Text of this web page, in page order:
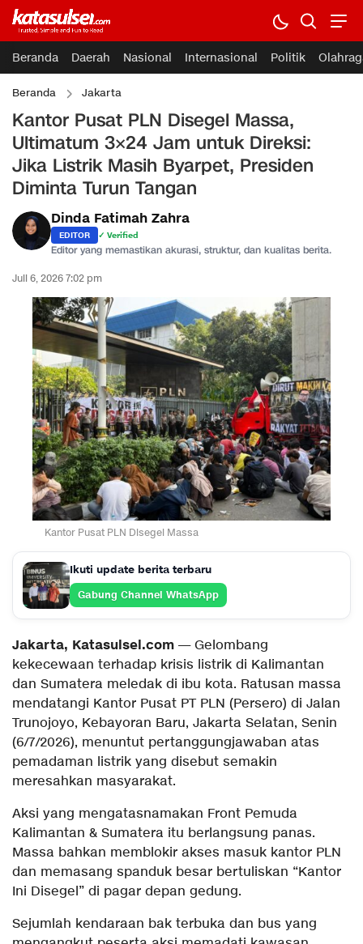
Beranda Daerah Nasional Internasional Politik
Beranda Jakarta
Kantor Pusat PLN Disegel Massa,
Ultimatum 3×24 Jam untuk Direksi:
Jika Listrik Masih Byarpet, Presiden
Diminta Turun Tangan
Dinda Fatimah Zahra
EDITOR ✓ Verified
Editor yang memastikan akurasi, struktur, dan kualitas berita.
Juli 6, 2026 7:02 pm
Kantor Pusat PLN Disegel Massa
Ikuti update berita terbaru
Gabung Channel WhatsApp
Jakarta, Katasulsel.com — Gelombang
kekecewaan terhadap krisis listrik di Kalimantan
dan Sumatera meledak di ibu kota. Ratusan massa
mendatangi Kantor Pusat PT PLN (Persero) di Jalan
Trunojoyo, Kebayoran Baru, Jakarta Selatan, Senin
(6/7/2026), menuntut pertanggungjawaban atas
pemadaman listrik yang disebut semakin
meresahkan masyarakat.
Aksi yang mengatasnamakan Front Pemuda
Kalimantan & Sumatera itu berlangsung panas.
Massa bahkan memblokir akses masuk kantor PLN
dan memasang spanduk besar bertuliskan “Kantor
Ini Disegel” di pagar depan gedung.
Sejumlah kendaraan bak terbuka dan bus yang